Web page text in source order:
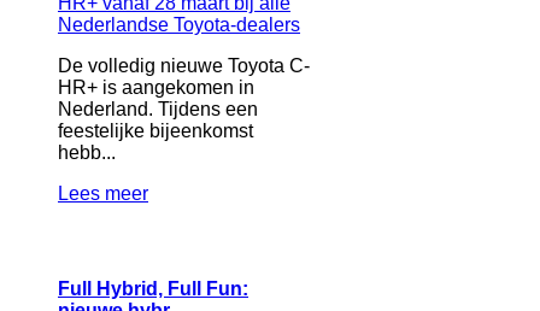
De volledig nieuwe Toyota C-
HR+ is aangekomen in
Nederland. Tijdens een
feestelijke bijeenkomst
hebb...
Lees meer
Full Hybrid, Full Fun: